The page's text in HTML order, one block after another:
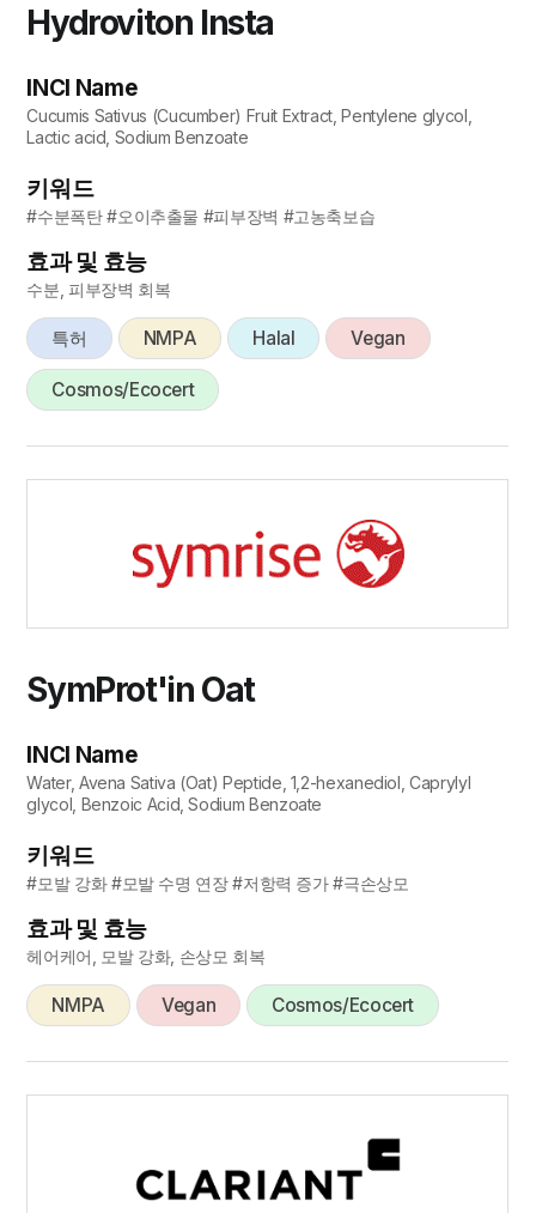
Hydroviton Insta
INCI Name
Cucumis Sativus (Cucumber) Fruit Extract, Pentylene glycol,
Lactic acid, Sodium Benzoate
키워드
#수분폭탄 #오이추출물 #피부장벽 #고농축보습
효과 및 효능
수분, 피부장벽 회복
특허 NMPA Halal Vegan
Cosmos/Ecocert
SymProt'in Oat
INCI Name
Water, Avena Sativa (Oat) Peptide, 1,2-hexanediol, Caprylyl
glycol, Benzoic Acid, Sodium Benzoate
키워드
#모발 강화 #모발 수명 연장 #저항력 증가 #극손상모
효과 및 효능
헤어케어, 모발 강화, 손상모 회복
NMPA Vegan Cosmos/Ecocert